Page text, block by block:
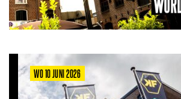
WO 10 JUNI 2026